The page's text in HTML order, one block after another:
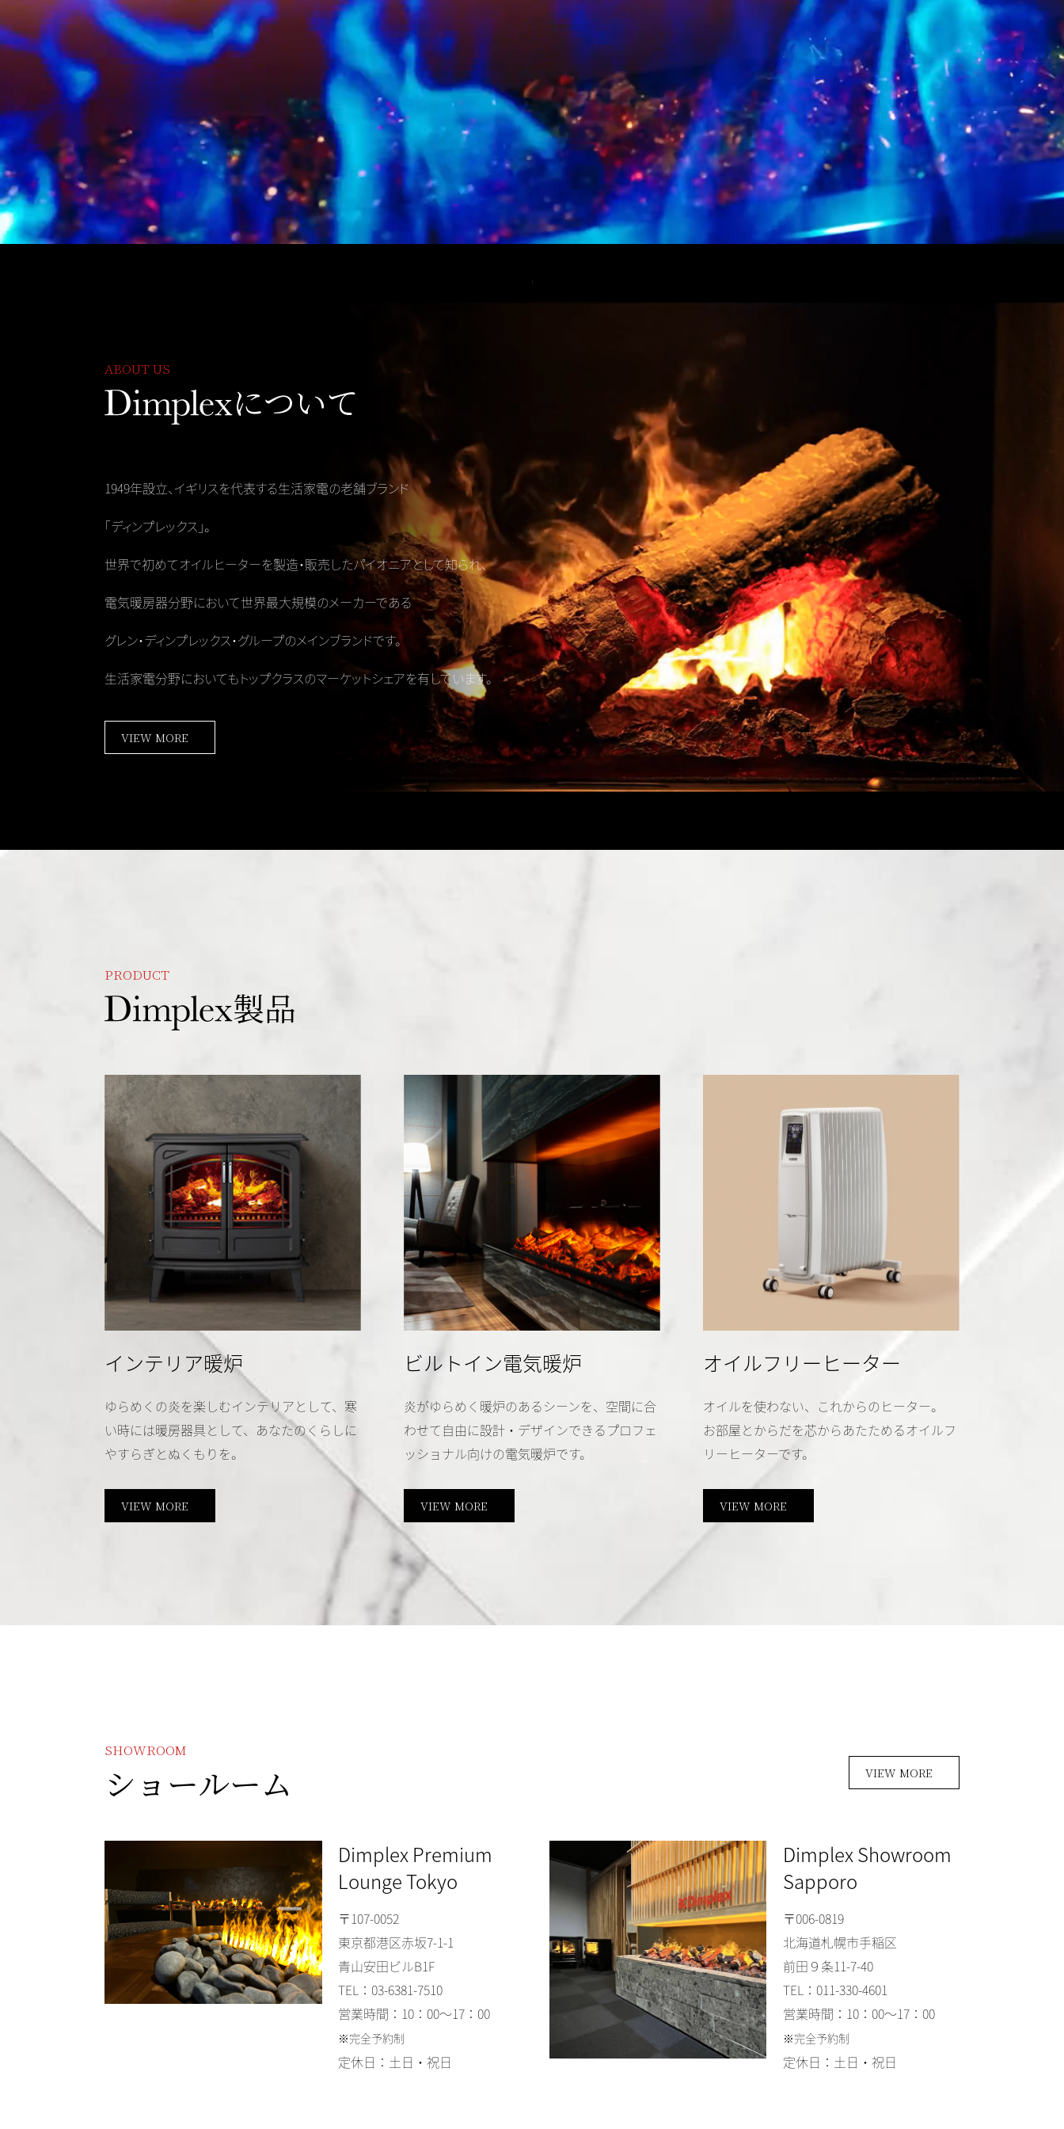
ABOUT US
について
1949年設立、イギリスを代表する生活家電の老舗ブランド
「ディンプレックス」。
世界で初めてオイルヒーターを製造・販売したパイオニアとして知られ、
電気暖房器分野において世界最大規模のメーカーである
グレン・ディンプレックス・グループのメインブランドです。
生活家電分野においてもトップクラスのマーケットシェアを有しています。
VIEW MORE
PRODUCT
製品
インテリア暖炉
ゆらめくの炎を楽しむインテリアとして、寒
い時には暖房器具として、あなたのくらしに
やすらぎとぬくもりを。
VIEW MORE
ビルトイン電気暖炉
炎がゆらめく暖炉のあるシーンを、空間に合
わせて自由に設計・デザインできるプロフェ
ッショナル向けの電気暖炉です。
VIEW MORE
オイルフリーヒーター
オイルを使わない、これからのヒーター。
お部屋とからだを芯からあたためるオイルフ
リーヒーターです。
VIEW MORE
SHOWROOM
ショールーム VIEW MORE
Dimplex Premium
Lounge Tokyo
〒107-0052
東京都港区赤坂7-1-1
青山安田ビルB1F
TEL：03-6381-7510
営業時間：10：00～17：00
※完全予約制
定休日：土日・祝日
Dimplex Showroom
Sapporo
〒006-0819
北海道札幌市手稲区
前田９条11-7-40
TEL：011-330-4601
営業時間：10：00～17：00
※完全予約制
定休日：土日・祝日